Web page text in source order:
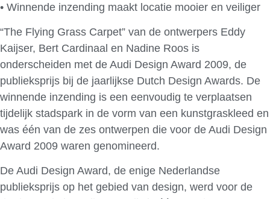
• Winnende inzending maakt locatie mooier en veiliger
“The Flying Grass Carpet” van de ontwerpers Eddy
Kaijser, Bert Cardinaal en Nadine Roos is
onderscheiden met de Audi Design Award 2009, de
publieksprijs bij de jaarlijkse Dutch Design Awards. De
winnende inzending is een eenvoudig te verplaatsen
tijdelijk stadspark in de vorm van een kunstgraskleed en
was één van de zes ontwerpen die voor de Audi Design
Award 2009 waren genomineerd.
De Audi Design Award, de enige Nederlandse
publieksprijs op het gebied van design, werd voor de